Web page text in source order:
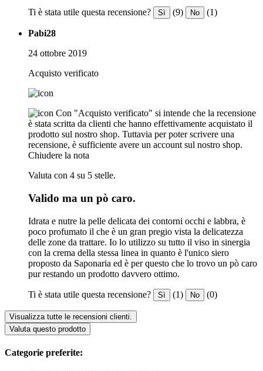
Ti è stata utile questa recensione? Sì (9) No (1)
Pabi28
24 ottobre 2019
Acquisto verificato
Con "Acquisto verificato" si intende che la recensione
è stata scritta da clienti che hanno effettivamente acquistato il
prodotto sul nostro shop. Tuttavia per poter scrivere una
recensione, è sufficiente avere un account sul nostro shop.
Chiudere la nota
Valuta con 4 su 5 stelle.
Valido ma un pò caro.
Idrata e nutre la pelle delicata dei contorni occhi e labbra, è
poco profumato il che è un gran pregio vista la delicatezza
delle zone da trattare. Io lo utilizzo su tutto il viso in sinergia
con la crema della stessa linea in quanto è l'unico siero
proposto da Saponaria ed è per questo che lo trovo un pò caro
pur restando un prodotto davvero ottimo.
Ti è stata utile questa recensione? Sì (1) No (0)
Visualizza tutte le recensioni clienti.
Valuta questo prodotto
Categorie preferite: